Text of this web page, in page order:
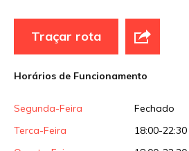
Traçar rota
Horários de Funcionamento
Segunda-Feira
Fechado
Terca-Feira
18:00-22:30